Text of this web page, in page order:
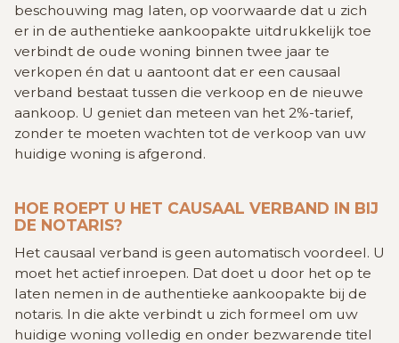
beschouwing mag laten, op voorwaarde dat u zich
er in de authentieke aankoopakte uitdrukkelijk toe
verbindt de oude woning binnen twee jaar te
verkopen én dat u aantoont dat er een causaal
verband bestaat tussen die verkoop en de nieuwe
aankoop. U geniet dan meteen van het 2%-tarief,
zonder te moeten wachten tot de verkoop van uw
huidige woning is afgerond.
HOE ROEPT U HET CAUSAAL VERBAND IN BIJ
DE NOTARIS?
Het causaal verband is geen automatisch voordeel. U
moet het actief inroepen. Dat doet u door het op te
laten nemen in de authentieke aankoopakte bij de
notaris. In die akte verbindt u zich formeel om uw
huidige woning volledig en onder bezwarende titel